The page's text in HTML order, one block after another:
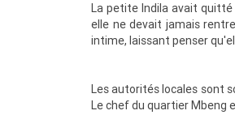
La petite Indila avait
elle ne devait jamais
intime, laissant penser
Les autorités locales sont
Le chef du quartier Mbeng